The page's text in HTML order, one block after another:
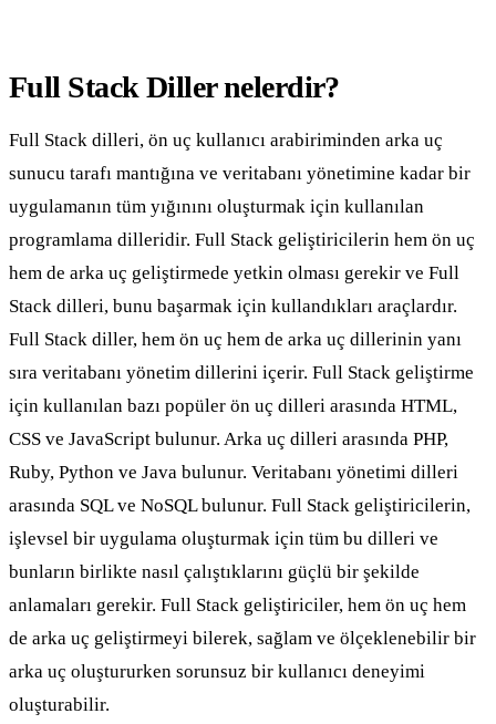
Full Stack Diller nelerdir?
Full Stack dilleri, ön uç kullanıcı arabiriminden arka uç
sunucu tarafı mantığına ve veritabanı yönetimine kadar bir
uygulamanın tüm yığınını oluşturmak için kullanılan
programlama dilleridir. Full Stack geliştiricilerin hem ön uç
hem de arka uç geliştirmede yetkin olması gerekir ve Full
Stack dilleri, bunu başarmak için kullandıkları araçlardır.
Full Stack diller, hem ön uç hem de arka uç dillerinin yanı
sıra veritabanı yönetim dillerini içerir. Full Stack geliştirme
için kullanılan bazı popüler ön uç dilleri arasında HTML,
CSS ve JavaScript bulunur. Arka uç dilleri arasında PHP,
Ruby, Python ve Java bulunur. Veritabanı yönetimi dilleri
arasında SQL ve NoSQL bulunur. Full Stack geliştiricilerin,
işlevsel bir uygulama oluşturmak için tüm bu dilleri ve
bunların birlikte nasıl çalıştıklarını güçlü bir şekilde
anlamaları gerekir. Full Stack geliştiriciler, hem ön uç hem
de arka uç geliştirmeyi bilerek, sağlam ve ölçeklenebilir bir
arka uç oluştururken sorunsuz bir kullanıcı deneyimi
oluşturabilir.